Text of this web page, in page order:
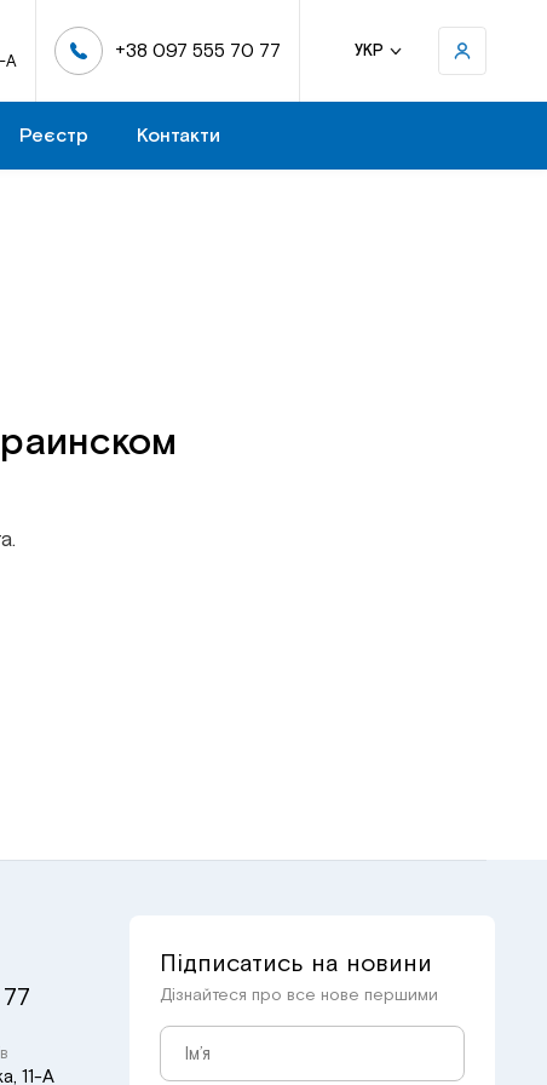
А
+38 097 555 70 77 УКР
Реєстр Контакти
11-А
Підписатись на новини
Дізнайтеся про все нове першими